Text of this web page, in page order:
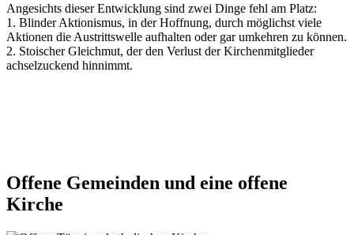
Angesichts dieser Entwicklung sind zwei Dinge fehl am Platz:
1. Blinder Aktionismus, in der Hoffnung, durch möglichst viele
Akti­onen die Austrittswelle aufhalten oder gar umkehren zu können.
2. Stoischer Gleichmut, der den Verlust der Kirchenmitglieder
achselzuckend hinnimmt.
Offene Gemeinden und eine offene
Kirche